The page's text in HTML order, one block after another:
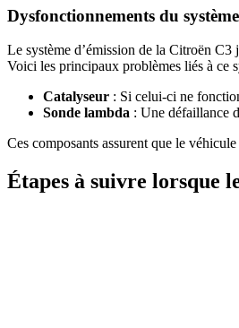
Dysfonctionnements du
Le système d’émission de la Citroën
Voici les principaux problèmes liés à ce
Catalyseur : Si celui-ci ne
Sonde lambda : Une défaillance
Ces composants assurent que le
Étapes à suivre lorsque